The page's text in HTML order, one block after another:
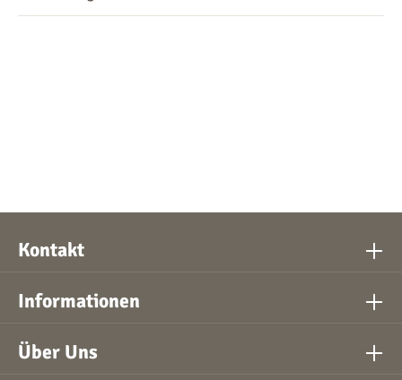
Kontakt
Informationen
Über Uns